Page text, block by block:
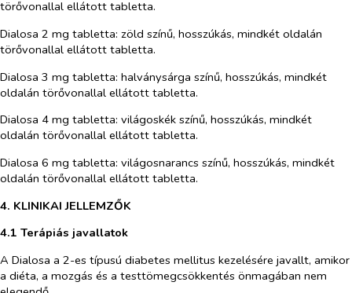
törővonallal ellátott tabletta.
Dialosa 2 mg tabletta: zöld színű, hosszúkás, mindkét oldalán
törővonallal ellátott tabletta.
Dialosa 3 mg tabletta: halványsárga színű, hosszúkás, mindkét
oldalán törővonallal ellátott tabletta.
Dialosa 4 mg tabletta: világoskék színű, hosszúkás, mindkét
oldalán törővonallal ellátott tabletta.
Dialosa 6 mg tabletta: világosnarancs színű, hosszúkás, mindkét
oldalán törővonallal ellátott tabletta.
4. KLINIKAI JELLEMZŐK
4.1 Terápiás javallatok
A Dialosa a 2-es típusú diabetes mellitus kezelésére javallt, amikor
a diéta, a mozgás és a testtömegcsökkentés önmagában nem